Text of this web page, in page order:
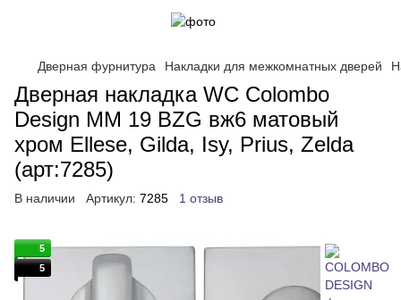
Дверная фурнитура Накладки для межкомнатных дверей
Дверная накладка WC Colombo
Design MM 19 BZG вж6 матовый
хром Ellese, Gilda, Isy, Prius, Zelda
(арт:7285)
В наличии Артикул: 7285 1 отзыв
5
5